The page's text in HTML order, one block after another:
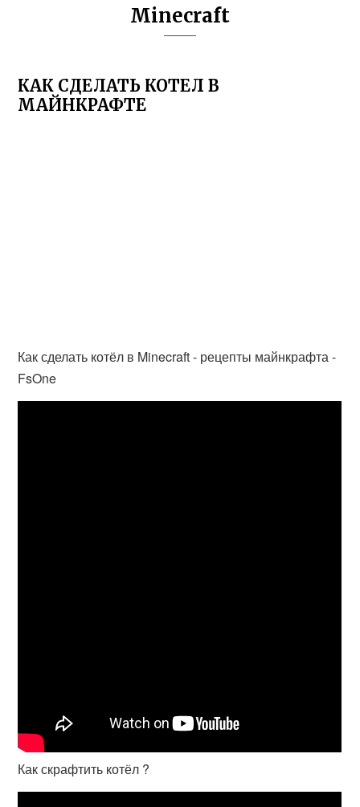
Minecraft
КАК СДЕЛАТЬ КОТЕЛ В
МАЙНКРАФТЕ
Как сделать котёл в Minecraft - рецепты майнкрафта -
FsOne
Как скрафтить котёл ?